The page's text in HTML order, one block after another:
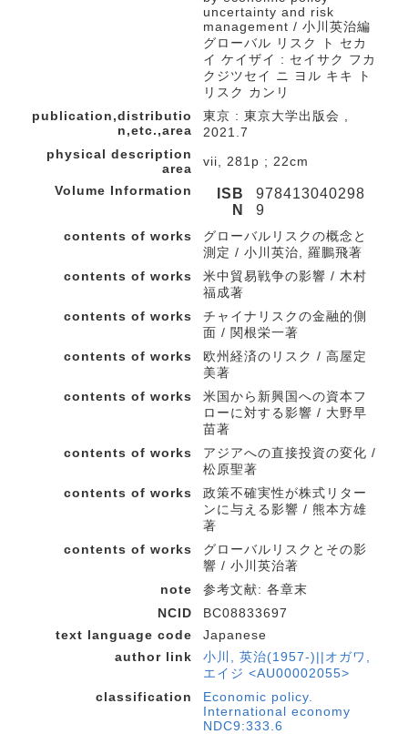
uncertainty and risk
management / 小川英治編
グローバル リスク ト セカ
イ ケイザイ : セイサク フカ
クジツセイ ニ ヨル キキ ト
リスク カンリ
publication,distributio
n,etc.,area
東京 : 東京大学出版会 ,
2021.7
physical description
area
vii, 281p ; 22cm
Volume Information
ISB
N
978413040298
9
contents of works
グローバルリスクの概念と
測定 / 小川英治, 羅鵬飛著
contents of works
米中貿易戦争の影響 / 木村
福成著
contents of works
チャイナリスクの金融的側
面 / 関根栄一著
contents of works
欧州経済のリスク / 高屋定
美著
contents of works
米国から新興国への資本フ
ローに対する影響 / 大野早
苗著
contents of works
アジアへの直接投資の変化 /
松原聖著
contents of works
政策不確実性が株式リター
ンに与える影響 / 熊本方雄
著
contents of works
グローバルリスクとその影
響 / 小川英治著
note
参考文献: 各章末
NCID
BC08833697
text language code
Japanese
author link
小川, 英治(1957-)||オガワ,
エイジ <AU00002055>
classification
Economic policy.
International economy
NDC9:333.6